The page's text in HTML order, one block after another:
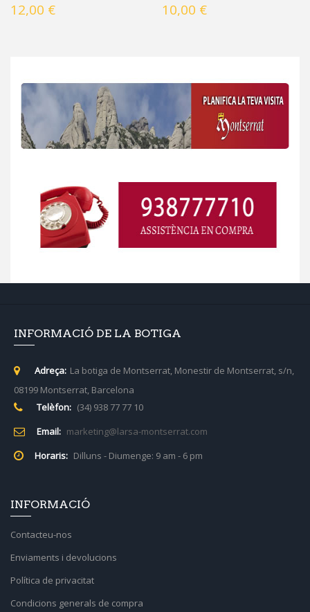
12,00 € 10,00 €
INFORMACIÓ DE LA BOTIGA
Adreça: La botiga de Montserrat, Monestir de Montserrat, s/n,
08199 Montserrat, Barcelona
Telèfon: (34) 938 77 77 10
Email: marketing@larsa-montserrat.com
Horaris: Dilluns - Diumenge: 9 am - 6 pm
INFORMACIÓ
Contacteu-nos
Enviaments i devolucions
Política de privacitat
Condicions generals de compra